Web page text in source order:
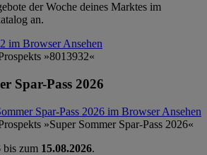
der Woche deines Marktes im
an.
im BrowserAnsehen
Spar-Pass 2026
Spar-Pass 2026 im BrowserAnsehen
bis zum 15.08.2026.